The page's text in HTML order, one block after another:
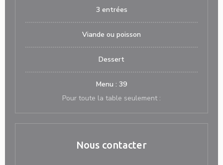
3 entrées
Viande ou poisson
Dessert
Menu : 39
Pour toute la table seulement :
Nous contacter